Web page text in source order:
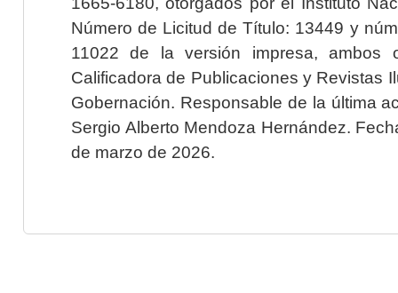
Número de Licitud de Título: 13449 y
11022 de la versión impresa, ambos
Calificadora de Publicaciones y Revistas
Gobernación. Responsable de la última
Sergio Alberto Mendoza Hernández.
de marzo de 2026.